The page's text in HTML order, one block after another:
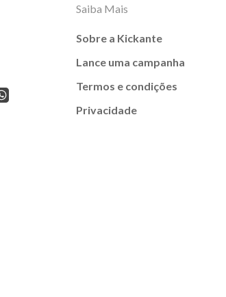
Saiba Mais
Sobre a Kickante
Lance uma campanha
Termos e condições
Privacidade